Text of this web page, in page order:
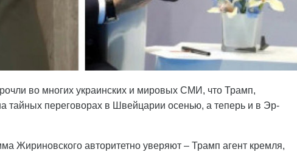
во многих украинских и мировых СМИ, что Трамп,
тайных переговорах в Швейцарии осенью, а теперь и в Эр-
Жириновского авторитетно уверяют – Трамп агент кремля,